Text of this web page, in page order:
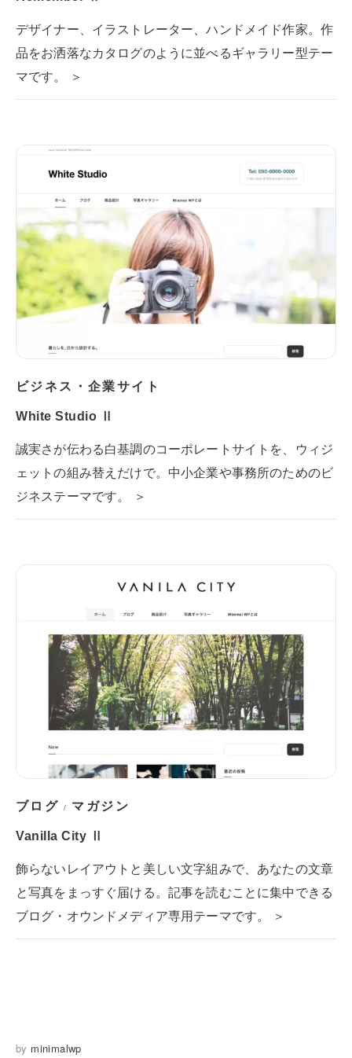
デザイナー、イラストレーター、ハンドメイド作家。作
品をお洒落なカタログのように並べるギャラリー型テー
マです。 ＞
ビジネス・企業サイト
White Studio Ⅱ
誠実さが伝わる白基調のコーポレートサイトを、ウィジ
ェットの組み替えだけで。中小企業や事務所のためのビ
ジネステーマです。 ＞
ブログ / マガジン
Vanilla City Ⅱ
飾らないレイアウトと美しい文字組みで、あなたの文章
と写真をまっすぐ届ける。記事を読むことに集中できる
ブログ・オウンドメディア専用テーマです。 ＞
by minimalwp